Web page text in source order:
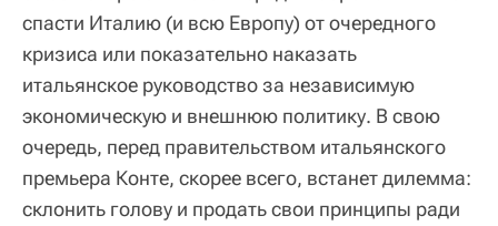
спасти Италию (и всю Европу) от очередного
кризиса или показательно наказать
итальянское руководство за независимую
экономическую и внешнюю политику. В свою
очередь, перед правительством итальянского
премьера Конте, скорее всего, встанет дилемма:
склонить голову и продать свои принципы ради